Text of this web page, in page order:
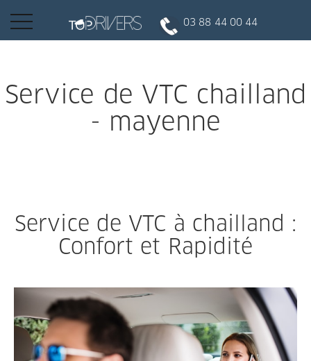
INSCRIPTION CLIENT
Conduire
Termes et Conditions
Mentions légales
Basculer
03 88 44 00 44
Service de VTC chailland
- mayenne
Service de VTC à chailland :
Confort et Rapidité